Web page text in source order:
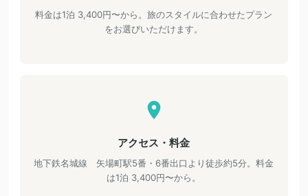
料金は1泊 3,400円〜から。旅のスタイルに合わせたプラン
をお選びいただけます。
アクセス・料金
地下鉄名城線 矢場町駅5番・6番出口より徒歩約5分。料金
は1泊 3,400円〜から。